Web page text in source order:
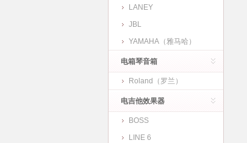
LANEY
JBL
YAMAHA（雅马哈）
电箱琴音箱
Roland（罗兰）
电吉他效果器
BOSS
LINE 6